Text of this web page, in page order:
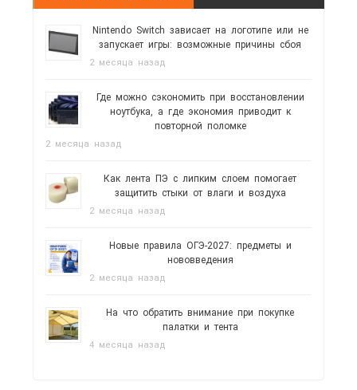
Nintendo Switch зависает на логотипе или не
запускает игры: возможные причины сбоя
2 месяца назад
Где можно сэкономить при восстановлении
ноутбука, а где экономия приводит к
повторной поломке
2 месяца назад
Как лента ПЭ с липким слоем помогает
защитить стыки от влаги и воздуха
2 месяца назад
Новые правила ОГЭ-2027: предметы и
нововведения
2 месяца назад
На что обратить внимание при покупке
палатки и тента
4 месяца назад